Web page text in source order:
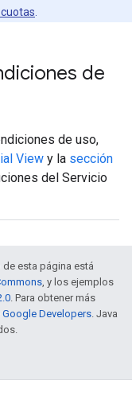
de
de uso,
View y la sección
del Servicio
esta página está
, y los ejemplos
. Para obtener más
Developers. Java